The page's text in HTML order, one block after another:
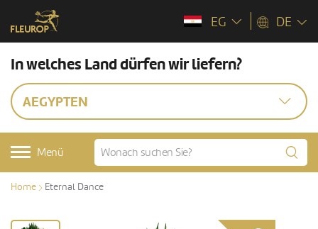
EG DE
In welches Land dürfen wir liefern?
AEGYPTEN
Menü
Home Eternal Dance